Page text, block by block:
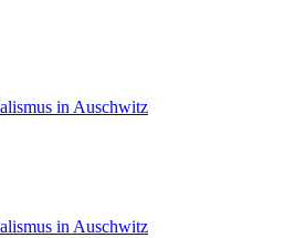
in Auschwitz
in Auschwitz